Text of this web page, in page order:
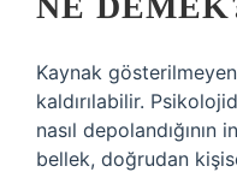
Kaynak
kaldırılabilir.
nasıl
bellek, doğrudan